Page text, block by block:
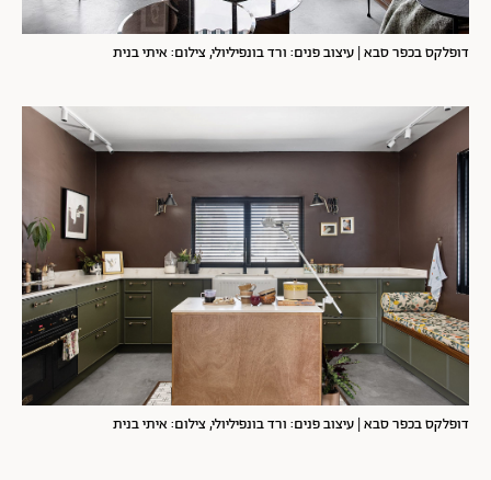
דופלקס בכפר סבא | עיצוב פנים: ורד בונפיליולי, צילום: איתי בנית
דופלקס בכפר סבא | עיצוב פנים: ורד בונפיליולי, צילום: איתי בנית